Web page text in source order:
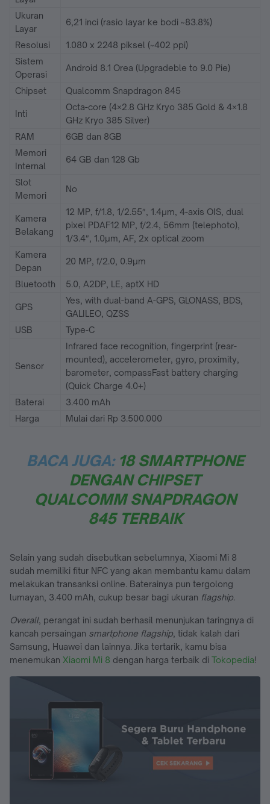
Ukuran
Layar
6,21 inci (rasio layar ke bodi ~83.8%)
Resolusi
1.080 x 2248 piksel (~402 ppi)
Sistem
Operasi
Android 8.1 Orea (Upgradeble to 9.0 Pie)
Chipset Qualcomm Snapdragon 845
Inti
Octa-core (4×2.8 GHz Kryo 385 Gold & 4×1.8
GHz Kryo 385 Silver)
RAM
6GB dan 8GB
Memori
Internal
64 GB dan 128 Gb
Slot
Memori
No
Kamera
Belakang
12 MP, f/1.8, 1/2.55″, 1.4µm, 4-axis OIS, dual
pixel PDAF12 MP, f/2.4, 56mm (telephoto),
1/3.4″, 1.0µm, AF, 2x optical zoom
Kamera
Depan
20 MP, f/2.0, 0.9µm
Bluetooth 5.0, A2DP, LE, aptX HD
GPS
Yes, with dual-band A-GPS, GLONASS, BDS,
GALILEO, QZSS
USB
Type-C
Sensor
Infrared face recognition, fingerprint (rear-
mounted), accelerometer, gyro, proximity,
barometer, compassFast battery charging
(Quick Charge 4.0+)
Baterai
3.400 mAh
Harga
Mulai dari Rp 3.500.000
BACA JUGA: 18 SMARTPHONE
DENGAN CHIPSET
QUALCOMM SNAPDRAGON
845 TERBAIK
Selain yang sudah disebutkan sebelumnya, Xiaomi Mi 8
sudah memiliki fitur NFC yang akan membantu kamu dalam
melakukan transanksi online. Baterainya pun tergolong
lumayan, 3.400 mAh, cukup besar bagi ukuran flagship.
Overall, perangat ini sudah berhasil menunjukan taringnya di
kancah persaingan smartphone flagship, tidak kalah dari
Samsung, Huawei dan lainnya. Jika tertarik, kamu bisa
menemukan Xiaomi Mi 8 dengan harga terbaik di Tokopedia!